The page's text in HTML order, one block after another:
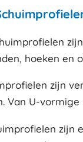
hoeken
zijn
Van U-